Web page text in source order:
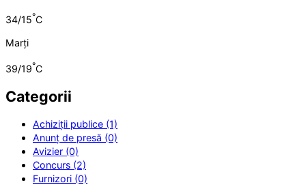
34/15°C
Marți
39/19°C
Categorii
Achiziții publice (1)
Anunț de presă (0)
Avizier (0)
Concurs (2)
Furnizori (0)